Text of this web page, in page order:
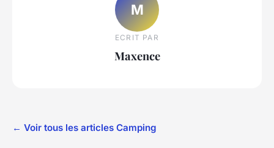
M
ECRIT PAR
Maxence
← Voir tous les articles Camping